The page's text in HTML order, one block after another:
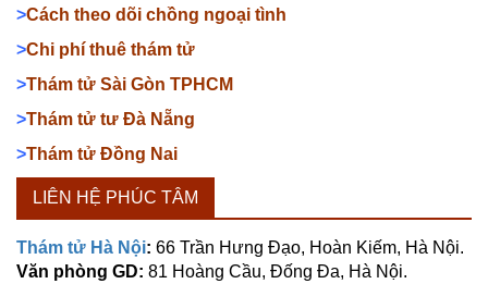
>Cách theo dõi chồng ngoại tình
>Chi phí thuê thám tử
>Thám tử Sài Gòn TPHCM
>Thám tử tư Đà Nẵng
>Thám tử Đồng Nai
LIÊN HỆ PHÚC TÂM
Thám tử Hà Nội: 66 Trần Hưng Đạo, Hoàn Kiếm, Hà Nội.
Văn phòng GD: 81 Hoàng Cầu, Đống Đa, Hà Nội.